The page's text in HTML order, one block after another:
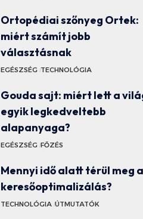
Ortopédiai szőnyeg Ortek:
miért számít jobb
választásnak
EGÉSZSÉG TECHNOLÓGIA
Gouda sajt: miért lett a
egyik legkedveltebb
alapanyaga?
EGÉSZSÉG FŐZÉS
Mennyi idő alatt térül meg a
keresőoptimalizálás?
TECHNOLÓGIA ÚTMUTATÓK